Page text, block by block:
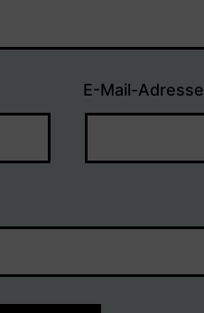
E-Mail-Adresse